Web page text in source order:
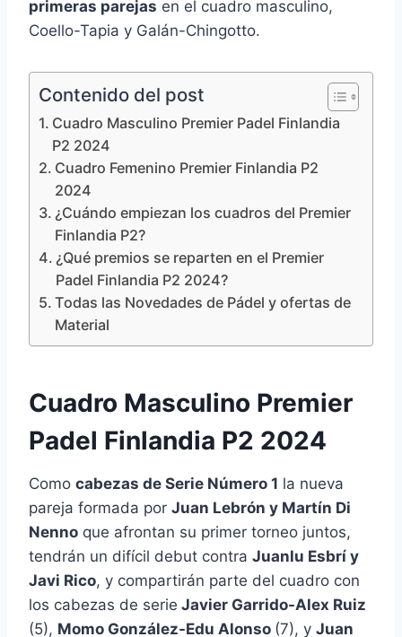
primeras parejas en el cuadro masculino,
Coello-Tapia y Galán-Chingotto.
Contenido del post
Cuadro Masculino Premier Padel Finlandia
P2 2024
Cuadro Femenino Premier Finlandia P2
2024
¿Cuándo empiezan los cuadros del Premier
Finlandia P2?
¿Qué premios se reparten en el Premier
Padel Finlandia P2 2024?
Todas las Novedades de Pádel y ofertas de
Material
Cuadro Masculino Premier
Padel Finlandia P2 2024
Como cabezas de Serie Número 1 la nueva
pareja formada por Juan Lebrón y Martín Di
Nenno que afrontan su primer torneo juntos,
tendrán un difícil debut contra Juanlu Esbrí y
Javi Rico, y compartirán parte del cuadro con
los cabezas de serie Javier Garrido-Alex Ruiz
(5), Momo González-Edu Alonso (7), y Juan